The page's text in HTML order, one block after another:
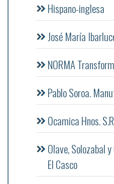
Hispano-inglesa
José María
NORMA
Pablo Soroa.
Ocamica Hnos.
Olave, Solozabal
El Casco